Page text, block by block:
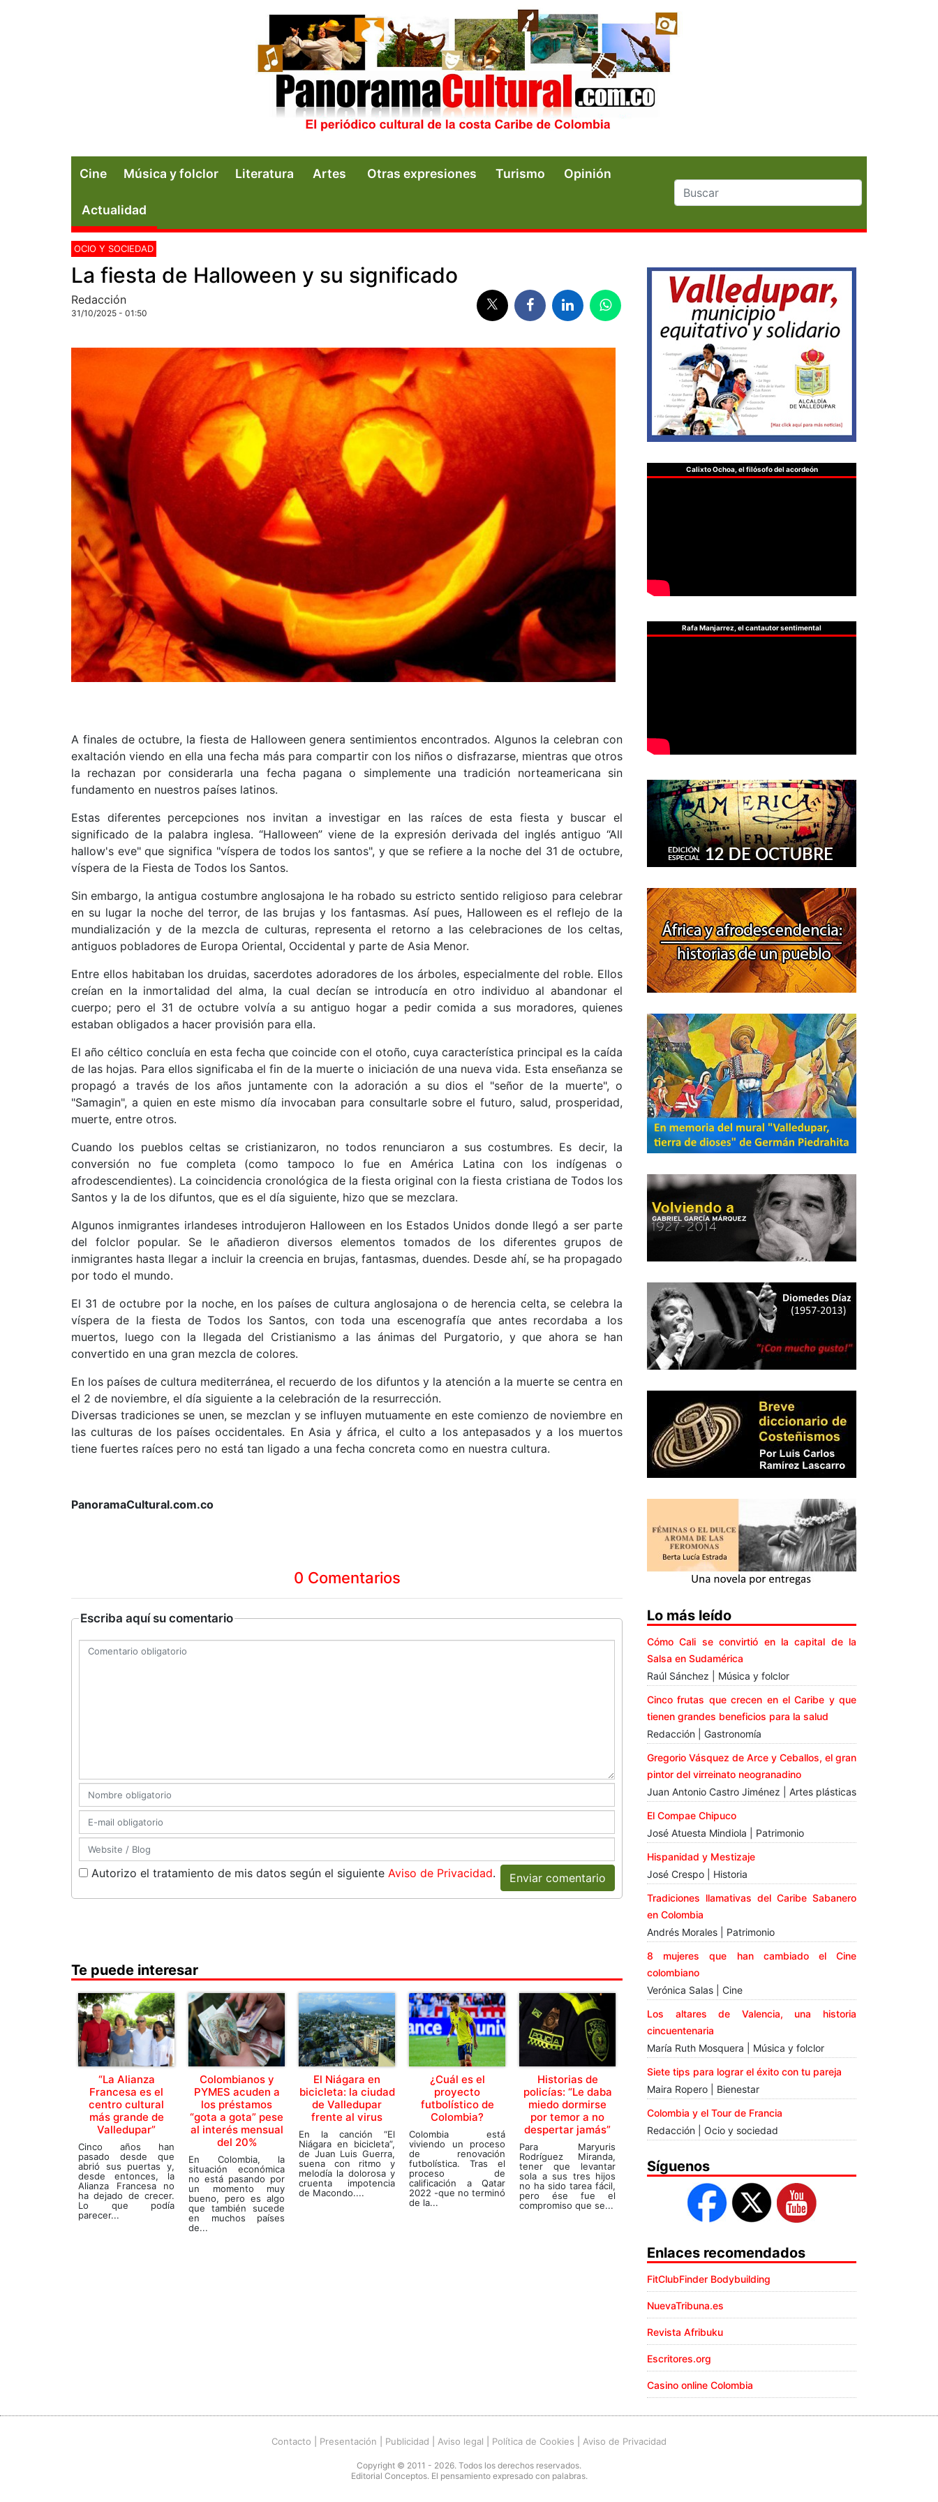
Cine Música y folclor Literatura Artes Otras expresiones Turismo Opinión
Actualidad
OCIO Y SOCIEDAD
La fiesta de Halloween y su significado
Redacción
31/10/2025 - 01:50
A finales de octubre, la fiesta de Halloween genera sentimientos encontrados. Algunos la celebran con
exaltación viendo en ella una fecha más para compartir con los niños o disfrazarse, mientras que otros
la rechazan por considerarla una fecha pagana o simplemente una tradición norteamericana sin
fundamento en nuestros países latinos.
Estas diferentes percepciones nos invitan a investigar en las raíces de esta fiesta y buscar el
significado de la palabra inglesa. “Halloween” viene de la expresión derivada del inglés antiguo “All
hallow's eve" que significa "víspera de todos los santos", y que se refiere a la noche del 31 de octubre,
víspera de la Fiesta de Todos los Santos.
Sin embargo, la antigua costumbre anglosajona le ha robado su estricto sentido religioso para celebrar
en su lugar la noche del terror, de las brujas y los fantasmas. Así pues, Halloween es el reflejo de la
mundialización y de la mezcla de culturas, representa el retorno a las celebraciones de los celtas,
antiguos pobladores de Europa Oriental, Occidental y parte de Asia Menor.
Entre ellos habitaban los druidas, sacerdotes adoradores de los árboles, especialmente del roble. Ellos
creían en la inmortalidad del alma, la cual decían se introducía en otro individuo al abandonar el
cuerpo; pero el 31 de octubre volvía a su antiguo hogar a pedir comida a sus moradores, quienes
estaban obligados a hacer provisión para ella.
El año céltico concluía en esta fecha que coincide con el otoño, cuya característica principal es la caída
de las hojas. Para ellos significaba el fin de la muerte o iniciación de una nueva vida. Esta enseñanza se
propagó a través de los años juntamente con la adoración a su dios el "señor de la muerte", o
"Samagin", a quien en este mismo día invocaban para consultarle sobre el futuro, salud, prosperidad,
muerte, entre otros.
Cuando los pueblos celtas se cristianizaron, no todos renunciaron a sus costumbres. Es decir, la
conversión no fue completa (como tampoco lo fue en América Latina con los indígenas o
afrodescendientes). La coincidencia cronológica de la fiesta original con la fiesta cristiana de Todos los
Santos y la de los difuntos, que es el día siguiente, hizo que se mezclara.
Algunos inmigrantes irlandeses introdujeron Halloween en los Estados Unidos donde llegó a ser parte
del folclor popular. Se le añadieron diversos elementos tomados de los diferentes grupos de
inmigrantes hasta llegar a incluir la creencia en brujas, fantasmas, duendes. Desde ahí, se ha propagado
por todo el mundo.
El 31 de octubre por la noche, en los países de cultura anglosajona o de herencia celta, se celebra la
víspera de la fiesta de Todos los Santos, con toda una escenografía que antes recordaba a los
muertos, luego con la llegada del Cristianismo a las ánimas del Purgatorio, y que ahora se han
convertido en una gran mezcla de colores.
En los países de cultura mediterránea, el recuerdo de los difuntos y la atención a la muerte se centra en
el 2 de noviembre, el día siguiente a la celebración de la resurrección.
Diversas tradiciones se unen, se mezclan y se influyen mutuamente en este comienzo de noviembre en
las culturas de los países occidentales. En Asia y áfrica, el culto a los antepasados y a los muertos
tiene fuertes raíces pero no está tan ligado a una fecha concreta como en nuestra cultura.
PanoramaCultural.com.co
0 Comentarios
Escriba aquí su comentario
Autorizo el tratamiento de mis datos según el siguiente Aviso de Privacidad. Enviar comentario
Te puede interesar
“La Alianza
Francesa es el
centro cultural
más grande de
Valledupar”
Cinco años han
pasado desde que
abrió sus puertas y,
desde entonces, la
Alianza Francesa no
ha dejado de crecer.
Lo que podía
parecer...
Colombianos y
PYMES acuden a
los préstamos
“gota a gota” pese
al interés mensual
del 20%
En Colombia, la
situación económica
no está pasando por
un momento muy
bueno, pero es algo
que también sucede
en muchos países
de...
El Niágara en
bicicleta: la ciudad
de Valledupar
frente al virus
En la canción “El
Niágara en bicicleta”,
de Juan Luis Guerra,
suena con ritmo y
melodía la dolorosa y
cruenta impotencia
de Macondo....
¿Cuál es el
proyecto
futbolístico de
Colombia?
Colombia está
viviendo un proceso
de renovación
futbolística. Tras el
proceso de
calificación a Qatar
2022 -que no terminó
de la...
Historias de
policías: “Le daba
miedo dormirse
por temor a no
despertar jamás”
Para Maryuris
Rodríguez Miranda,
tener que levantar
sola a sus tres hijos
no ha sido tarea fácil,
pero ése fue el
compromiso que se...
Calixto Ochoa, el filósofo del acordeón
Rafa Manjarrez, el cantautor sentimental
Lo más leído
Cómo Cali se convirtió en la capital de la
Salsa en Sudamérica
Raúl Sánchez | Música y folclor
Cinco frutas que crecen en el Caribe y que
tienen grandes beneficios para la salud
Redacción | Gastronomía
Gregorio Vásquez de Arce y Ceballos, el gran
pintor del virreinato neogranadino
Juan Antonio Castro Jiménez | Artes plásticas
El Compae Chipuco
José Atuesta Mindiola | Patrimonio
Hispanidad y Mestizaje
José Crespo | Historia
Tradiciones llamativas del Caribe Sabanero
en Colombia
Andrés Morales | Patrimonio
8 mujeres que han cambiado el Cine
colombiano
Verónica Salas | Cine
Los altares de Valencia, una historia
cincuentenaria
María Ruth Mosquera | Música y folclor
Siete tips para lograr el éxito con tu pareja
Maira Ropero | Bienestar
Colombia y el Tour de Francia
Redacción | Ocio y sociedad
Síguenos
Enlaces recomendados
FitClubFinder Bodybuilding
NuevaTribuna.es
Revista Afribuku
Escritores.org
Casino online Colombia
Contacto Presentación Publicidad Aviso legal Política de Cookies Aviso de Privacidad
Copyright © 2011 - 2026. Todos los derechos reservados.
Editorial Conceptos. El pensamiento expresado con palabras.